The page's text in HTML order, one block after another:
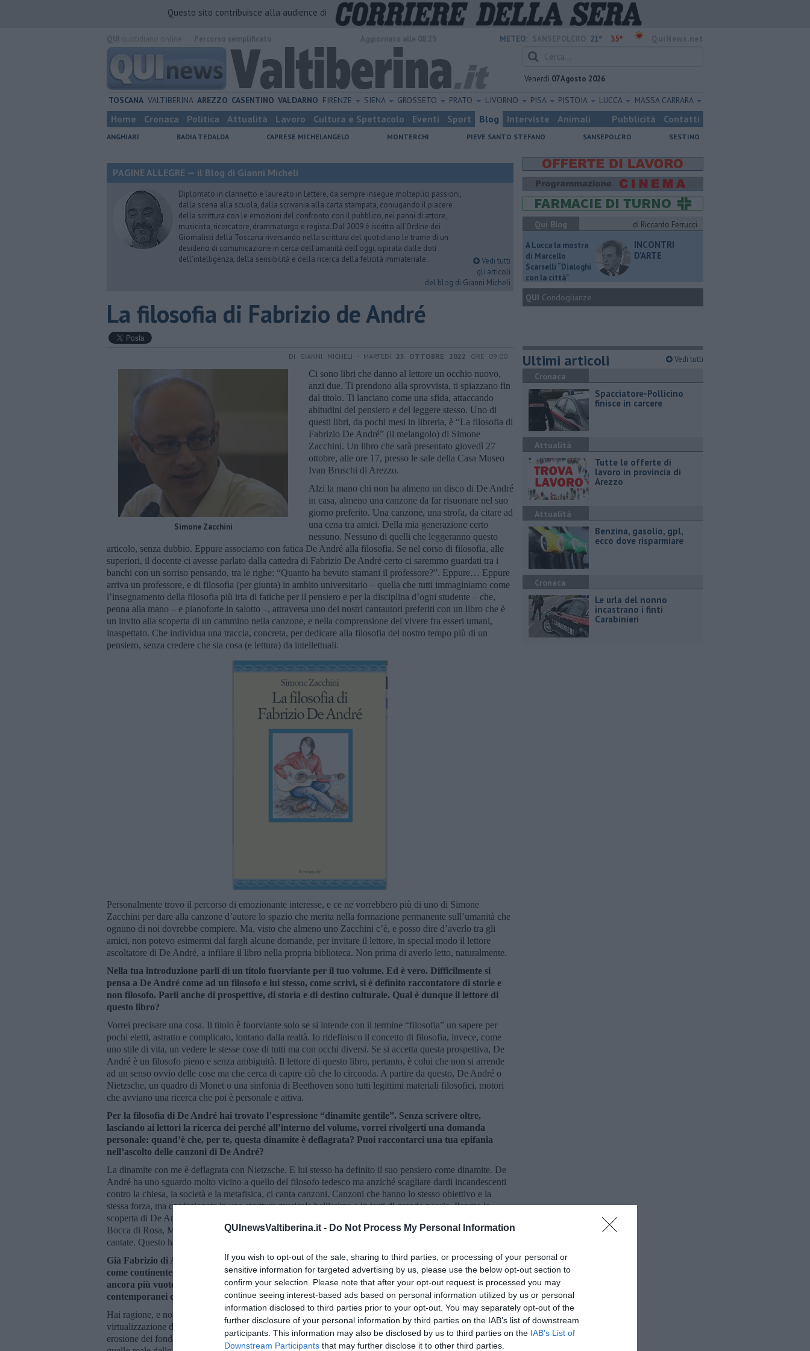
QUInewsValtiberina.it - Do Not Process My Personal Information
If you wish to opt-out of the sale, sharing to third parties, or processing of your personal or
sensitive information for targeted advertising by us, please use the below opt-out section to
confirm your selection. Please note that after your opt-out request is processed you may
continue seeing interest-based ads based on personal information utilized by us or personal
information disclosed to third parties prior to your opt-out. You may separately opt-out of the
further disclosure of your personal information by third parties on the IAB’s list of downstream
participants. This information may also be disclosed by us to third parties on the IAB’s List of
Downstream Participants that may further disclose it to other third parties.
Questo sito contribuisce alla audience di
METEO: 21° 35°
Venerdì 07 Agosto 2026
TOSCANA VALTIBERINA AREZZO CASENTINO VALDARNO FIRENZE SIENA GROSSETO PRATO LIVORNO PISA PISTOIA LUCCA MASSA CARRARA
Home Cronaca Politica Attualità Lavoro Cultura e Spettacolo Eventi Sport Blog Interviste Animali Pubblicità Contatti
ANGHIARI BADIA TEDALDA CAPRESE MICHELANGELO MONTERCHI PIEVE SANTO STEFANO SANSEPOLCRO SESTINO
PAGINE ALLEGRE — il Blog di Gianni Micheli
Diplomato in clarinetto e laureato in Lettere, da sempre insegue molteplici passioni,
dalla scena alla scuola, dalla scrivania alla carta stampata, coniugando il piacere
della scrittura con le emozioni del confronto con il pubblico, nei panni di attore,
musicista, ricercatore, drammaturgo e regista. Dal 2009 è iscritto all’Ordine dei
Giornalisti della Toscana riversando nella scrittura del quotidiano le trame di un
desiderio di comunicazione in cerca dell’umanità dell’oggi, ispirata dalle doti
dell’intelligenza, della sensibilità e della ricerca della felicità immateriale.
Vedi tutti
gli articoli
del blog di Gianni Micheli
​La filosofia di Fabrizio de André
DI GIANNI MICHELI - MARTEDÌ 25 OTTOBRE 2022 ORE 09:00
Simone Zacchini
Ci sono libri che danno al lettore un occhio nuovo,
anzi due. Ti prendono alla sprovvista, ti spiazzano fin
dal titolo. Ti lanciano come una sfida, attaccando
abitudini del pensiero e del leggere stesso. Uno di
questi libri, da pochi mesi in libreria, è “La filosofia di
Fabrizio De André” (il melangolo) di Simone
Zacchini. Un libro che sarà presentato giovedì 27
ottobre, alle ore 17, presso le sale della Casa Museo
Ivan Bruschi di Arezzo.
Alzi la mano chi non ha almeno un disco di De André
in casa, almeno una canzone da far risuonare nel suo
giorno preferito. Una canzone, una strofa, da citare ad
una cena tra amici. Della mia generazione certo
nessuno. Nessuno di quelli che leggeranno questo
articolo, senza dubbio. Eppure associamo con fatica De André alla filosofia. Se nel corso di filosofia, alle
superiori, il docente ci avesse parlato dalla cattedra di Fabrizio De André certo ci saremmo guardati tra i
banchi con un sorriso pensando, tra le righe: “Quanto ha bevuto stamani il professore?”. Eppure… Eppure
arriva un professore, e di filosofia (per giunta) in ambito universitario – quella che tutti immaginiamo come
l’insegnamento della filosofia più irta di fatiche per il pensiero e per la disciplina d’ogni studente – che,
penna alla mano – e pianoforte in salotto –, attraversa uno dei nostri cantautori preferiti con un libro che è
un invito alla scoperta di un cammino nella canzone, e nella comprensione del vivere fra esseri umani,
inaspettato. Che individua una traccia, concreta, per dedicare alla filosofia del nostro tempo più di un
pensiero, senza credere che sia cosa (e lettura) da intellettuali.
Personalmente trovo il percorso di emozionante interesse, e ce ne vorrebbero più di uno di Simone
Zacchini per dare alla canzone d’autore lo spazio che merita nella formazione permanente sull’umanità che
ognuno di noi dovrebbe compiere. Ma, visto che almeno uno Zacchini c’è, e posso dire d’averlo tra gli
amici, non potevo esimermi dal fargli alcune domande, per invitare il lettore, in special modo il lettore
ascoltatore di De André, a infilare il libro nella propria biblioteca. Non prima di averlo letto, naturalmente.
Nella tua introduzione parli di un titolo fuorviante per il tuo volume. Ed è vero. Difficilmente si
pensa a De André come ad un filosofo e lui stesso, come scrivi, si è definito raccontatore di storie e
non filosofo. Parli anche di prospettive, di storia e di destino culturale. Qual è dunque il lettore di
questo libro?
Vorrei precisare una cosa. Il titolo è fuorviante solo se si intende con il termine “filosofia” un sapere per
pochi eletti, astratto e complicato, lontano dalla realtà. Io ridefinisco il concetto di filosofia, invece, come
uno stile di vita, un vedere le stesse cose di tutti ma con occhi diversi. Se si accetta questa prospettiva, De
André è un filosofo pieno e senza ambiguità. Il lettore di questo libro, pertanto, è colui che non si arrende
ad un senso ovvio delle cose ma che cerca di capire ciò che lo circonda. A partire da questo, De André o
Nietzsche, un quadro di Monet o una sinfonia di Beethoven sono tutti legittimi materiali filosofici, motori
che avviano una ricerca che poi è personale e attiva.
Per la filosofia di De André hai trovato l’espressione “dinamite gentile”. Senza scrivere oltre,
lasciando ai lettori la ricerca dei perché all’interno del volume, vorrei rivolgerti una domanda
personale: quand’è che, per te, questa dinamite è deflagrata? Puoi raccontarci una tua epifania
nell’ascolto delle canzoni di De André?
La dinamite con me è deflagrata con Nietzsche. E lui stesso ha definito il suo pensiero come dinamite. De
André ha uno sguardo molto vicino a quello del filosofo tedesco ma anziché scagliare dardi incandescenti
contro la chiesa, la società e la metafisica, ci canta canzoni. Canzoni che hanno lo stesso obiettivo e la
stessa forza, ma confezionata in una struttura musicale bellissima e in testi di grande poesia. Per me la
scoperta di De André è stata con le canzoni degli anni Sessanta e con una serie di personaggi (Marinella,
Bocca di Rosa, Michè) che mi hanno fatto capire che poteva esserci dell’altro oltre alle vicende e alle storie
cantate. Questo ha fatto “esplodere” il mio interesse.
Già Fabrizio di André parla di un congedo dalle strutture ormai svuotate di senso dell’Occidente
come continente culturale. A un quarto di secolo dalla sua morte questo continente, che sembra
ancora più vuoto se possibile, di cosa continua a vivere? E, a tuo avviso, quali sono i cantautori
contemporanei capaci di raccontare il continente culturale in cui oggi viviamo?
Hai ragione, e non solo è più svuotato di senso, ma ha anche perso di vista l’ultimo lumicino di realtà. La
virtualizzazione delle nostre vite non è conseguenza del progresso della tecnologia, ma di una continua
erosione dei fondamenti. Ormai siamo come piante sradicate e viviamo più nell’io ideale dei social, che in
Qui Blog
di Riccardo Ferrucci
A Lucca la mostra
di Marcello
Scarselli “Dialoghi
con la città"
INCONTRI
D'ARTE
QUI Condoglianze
Ultimi articoli Vedi tutti
Cronaca
Spacciatore-Pollicino
finisce in carcere
Attualità
​Tutte le offerte di
lavoro in provincia di
Arezzo
Attualità
​Benzina, gasolio, gpl,
ecco dove risparmiare
Cronaca
Le urla del nonno
incastrano i finti
Carabinieri